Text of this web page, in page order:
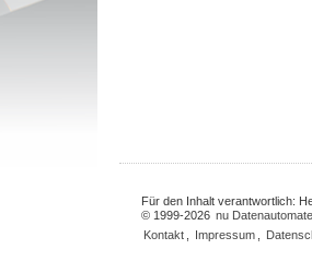
Für den Inhalt verantwortlich:
© 1999-2026 nu
Kontakt
Impressum